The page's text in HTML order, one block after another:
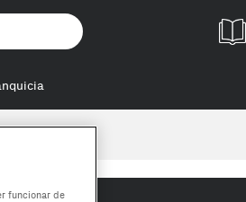
funcionar de